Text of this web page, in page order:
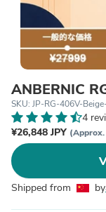
ANBERNIC
SKU: JP-RG-406V-
4
¥26,848 JPY
Shipped from by